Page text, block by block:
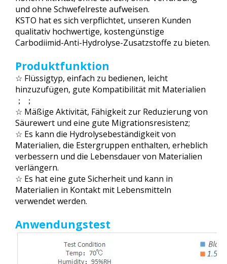
und ohne Schwefelreste aufweisen.
KSTO hat es sich verpflichtet, unseren Kunden
qualitativ hochwertige, kostengünstige
Carbodiimid-Anti-Hydrolyse-Zusatzstoffe zu bieten.
Produktfunktion
☆ Flüssigtyp, einfach zu bedienen, leicht
hinzuzufügen, gute Kompatibilität mit Materialien
； ；
☆ Mäßige Aktivität, Fähigkeit zur Reduzierung von
Säurewert und eine gute Migrationsresistenz;
☆ Es kann die Hydrolysebeständigkeit von
Materialien, die Estergruppen enthalten, erheblich
verbessern und die Lebensdauer von Materialien
verlängern.
☆ Es hat eine gute Sicherheit und kann in
Materialien in Kontakt mit Lebensmitteln
verwendet werden.
Anwendungstest